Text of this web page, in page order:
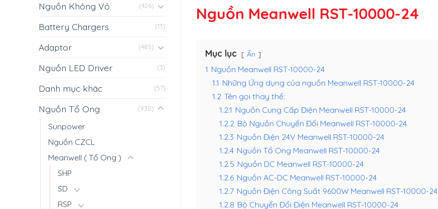
Nguồn Không Vỏ (426)
Battery Chargers (13)
Adaptor (485)
Nguồn LED Driver (3)
Danh mục khác (57)
Nguồn Tổ Ong (930)
Sunpower
Nguồn CZCL
Meanwell ( Tổ Ong )
SHP
SD
RSP
Nguồn Meanwell RST-10000-24
Mục lục Ẩn
1 Nguồn Meanwell RST-10000-24
1.1 Những Ứng dụng của nguồn Meanwell RST-10000-24
1.2 Tên gọi thay thế:
1.2.1 Nguồn Cung Cấp Điện Meanwell RST-10000-24
1.2.2 Bộ Nguồn Chuyển Đổi Meanwell RST-10000-24
1.2.3 Nguồn Điện 24V Meanwell RST-10000-24
1.2.4 Nguồn Tổ Ong Meanwell RST-10000-24
1.2.5 Nguồn DC Meanwell RST-10000-24
1.2.6 Nguồn AC-DC Meanwell RST-10000-24
1.2.7 Nguồn Điện Công Suất 9600W Meanwell RST-10000-24
1.2.8 Bộ Chuyển Đổi Điện Meanwell RST-10000-24